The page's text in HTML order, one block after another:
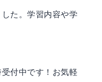
た。学習内容や学
付中です！お気軽